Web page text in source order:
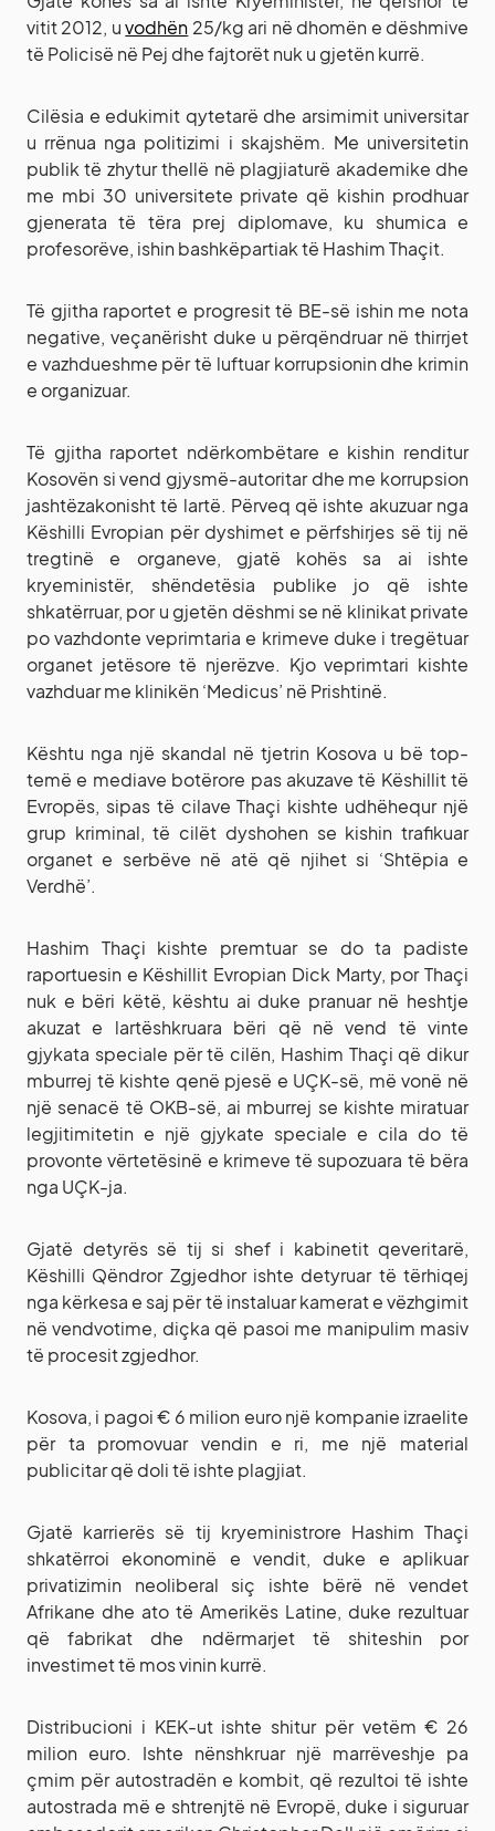
vitit 2012, uvodhën 25/kg ari në dhomën e dëshmive
të Policisë në Pej dhe fajtorët nuk u gjetën kurrë.
Cilësia e edukimit qytetarë dhe arsimimit universitar
u rrënua nga politizimi i skajshëm. Me universitetin
publik të zhytur thellë në plagjiaturë akademike dhe
me mbi 30 universitete private që kishin prodhuar
gjenerata të tëra prej diplomave, ku shumica e
profesorëve, ishin bashkëpartiak të Hashim Thaçit.
Të gjitha raportet e progresit të BE-së ishin me nota
negative, veçanërisht duke u përqëndruar në thirrjet
e vazhdueshme për të luftuar korrupsionin dhe krimin
e organizuar.
Të gjitha raportet ndërkombëtare e kishin renditur
Kosovën si vend gjysmë-autoritar dhe me korrupsion
jashtëzakonisht të lartë. Përveq që ishte akuzuar nga
Këshilli Evropian për dyshimet e përfshirjes së tij në
tregtinë e organeve, gjatë kohës sa ai ishte
kryeministër, shëndetësia publike jo që ishte
shkatërruar, por u gjetën dëshmi se në klinikat private
po vazhdonte veprimtaria e krimeve duke i tregëtuar
organet jetësore të njerëzve. Kjo veprimtari kishte
vazhduar me klinikën ‘Medicus’ në Prishtinë.
Kështu nga një skandal në tjetrin Kosova u bë top-
temë e mediave botërore pas akuzave të Këshillit të
Evropës, sipas të cilave Thaçi kishte udhëhequr një
grup kriminal, të cilët dyshohen se kishin trafikuar
organet e serbëve në atë që njihet si ‘Shtëpia e
Verdhë’.
Hashim Thaçi kishte premtuar se do ta padiste
raportuesin e Këshillit Evropian Dick Marty, por Thaçi
nuk e bëri këtë, kështu ai duke pranuar në heshtje
akuzat e lartëshkruara bëri që në vend të vinte
gjykata speciale për të cilën, Hashim Thaçi që dikur
mburrej të kishte qenë pjesë e UÇK-së, më vonë në
një senacë të OKB-së, ai mburrej se kishte miratuar
legjitimitetin e një gjykate speciale e cila do të
provonte vërtetësinë e krimeve të supozuara të bëra
nga UÇK-ja.
Gjatë detyrës së tij si shef i kabinetit qeveritarë,
Këshilli Qëndror Zgjedhor ishte detyruar të tërhiqej
nga kërkesa e saj për të instaluar kamerat e vëzhgimit
në vendvotime, diçka që pasoi me manipulim masiv
të procesit zgjedhor.
Kosova, i pagoi € 6 milion euro një kompanie izraelite
për ta promovuar vendin e ri, me një material
publicitar që doli të ishte plagjiat.
Gjatë karrierës së tij kryeministrore Hashim Thaçi
shkatërroi ekonominë e vendit, duke e aplikuar
privatizimin neoliberal siç ishte bërë në vendet
Afrikane dhe ato të Amerikës Latine, duke rezultuar
që fabrikat dhe ndërmarjet të shiteshin por
investimet të mos vinin kurrë.
Distribucioni i KEK-ut ishte shitur për vetëm € 26
milion euro. Ishte nënshkruar një marrëveshje pa
çmim për autostradën e kombit, që rezultoi të ishte
autostrada më e shtrenjtë në Evropë, duke i siguruar